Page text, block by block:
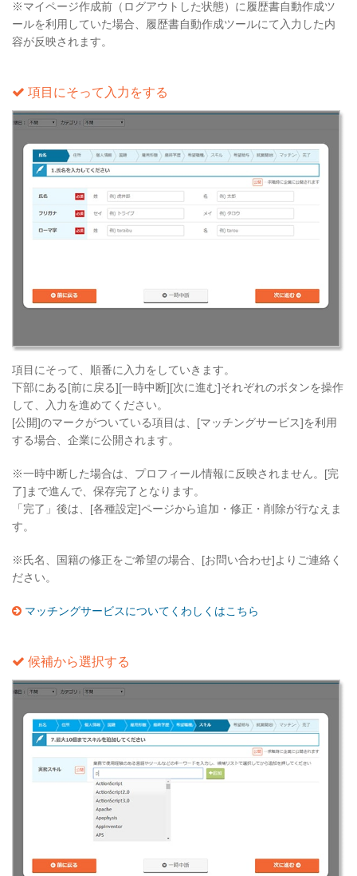
※マイページ作成前（ログアウトした状態）に履歴書自動作成ツ
ールを利用していた場合、履歴書自動作成ツールにて入力した内
容が反映されます。
項目にそって入力をする
項目にそって、順番に入力をしていきます。
下部にある[前に戻る][一時中断][次に進む]それぞれのボタンを操作
して、入力を進めてください。
[公開]のマークがついている項目は、[マッチングサービス]を利用
する場合、企業に公開されます。
※一時中断した場合は、プロフィール情報に反映されません。[完
了]まで進んで、保存完了となります。
「完了」後は、[各種設定]ページから追加・修正・削除が行なえま
す。
※氏名、国籍の修正をご希望の場合、[お問い合わせ]よりご連絡く
ださい。
マッチングサービスについてくわしくはこちら
候補から選択する